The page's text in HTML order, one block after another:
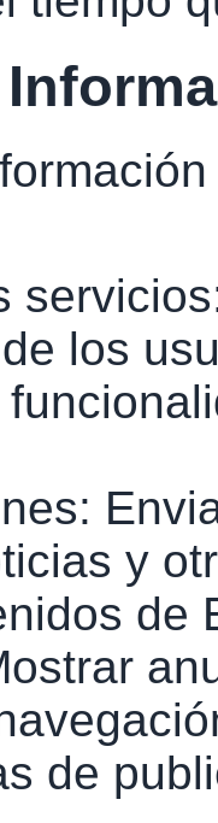
los
y
de
de